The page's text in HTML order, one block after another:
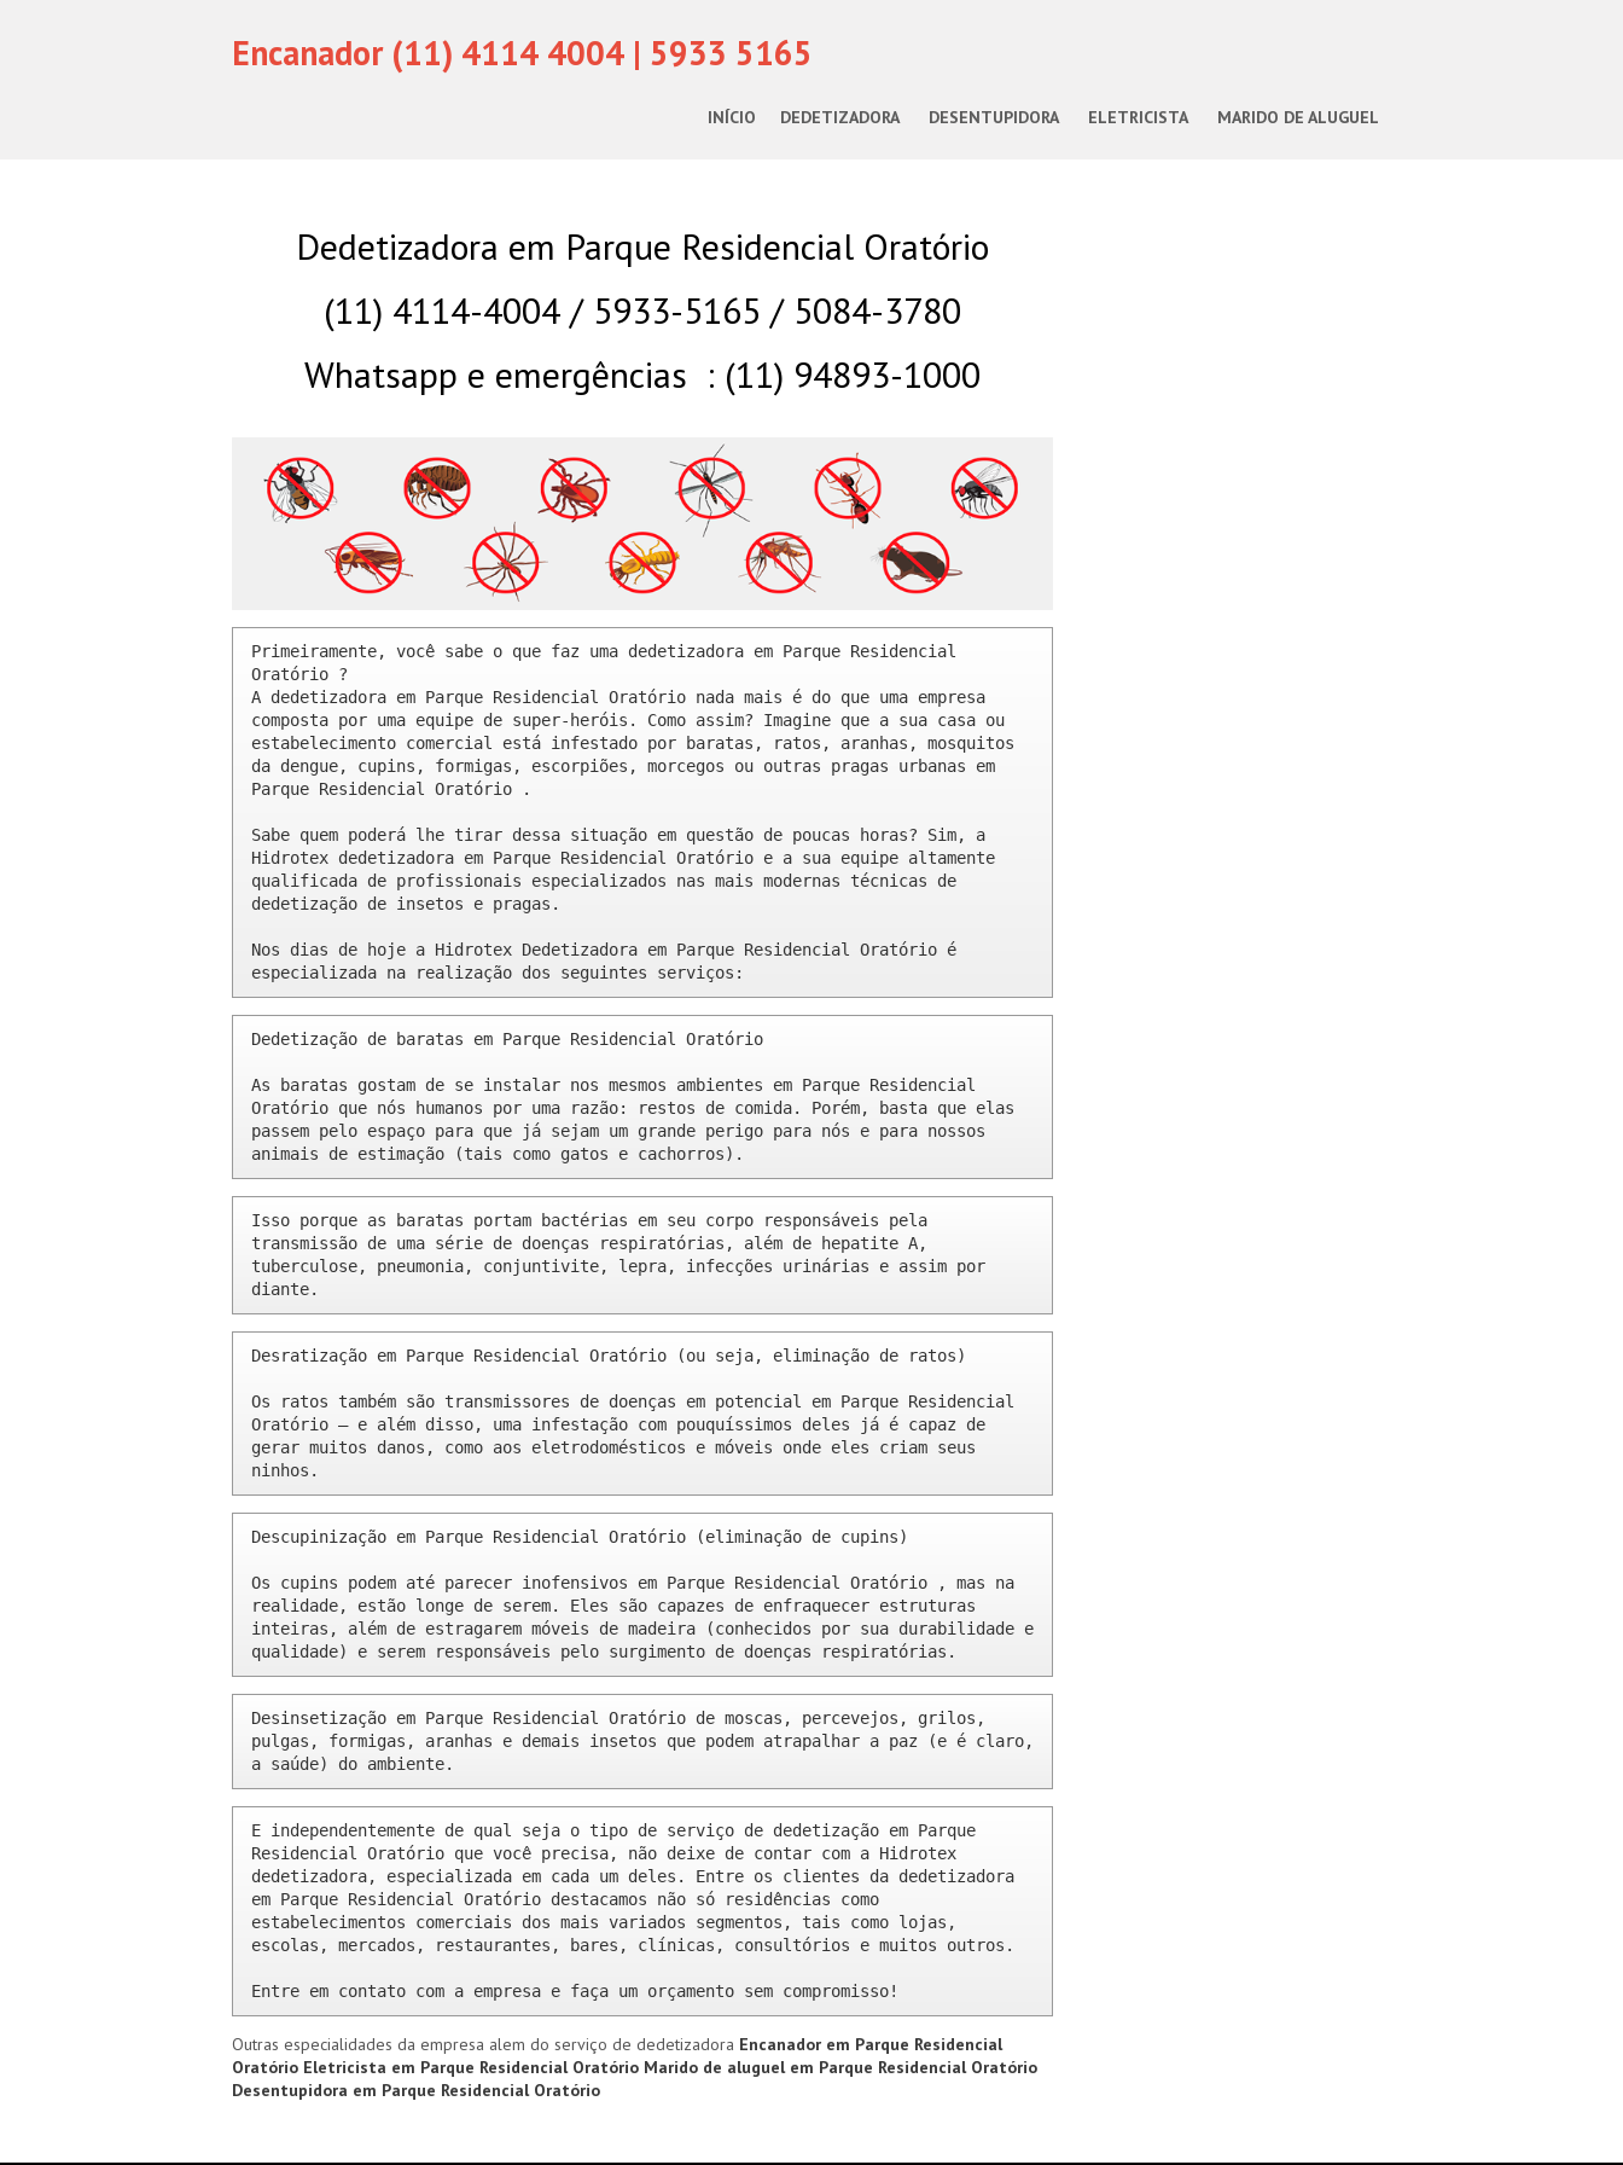
Encanador (11) 4114 4004 | 5933 5165
INÍCIO DEDETIZADORA DESENTUPIDORA ELETRICISTA MARIDO DE ALUGUEL
Dedetizadora em Parque Residencial Oratório
(11) 4114-4004 / 5933-5165 / 5084-3780
Whatsapp e emergências : (11) 94893-1000
Primeiramente, você sabe o que faz uma dedetizadora em Parque Residencial
Oratório ?
A dedetizadora em Parque Residencial Oratório nada mais é do que uma empresa
composta por uma equipe de super-heróis. Como assim? Imagine que a sua casa ou
estabelecimento comercial está infestado por baratas, ratos, aranhas, mosquitos
da dengue, cupins, formigas, escorpiões, morcegos ou outras pragas urbanas em
Parque Residencial Oratório .
Sabe quem poderá lhe tirar dessa situação em questão de poucas horas? Sim, a
Hidrotex dedetizadora em Parque Residencial Oratório e a sua equipe altamente
qualificada de profissionais especializados nas mais modernas técnicas de
dedetização de insetos e pragas.
Nos dias de hoje a Hidrotex Dedetizadora em Parque Residencial Oratório é
especializada na realização dos seguintes serviços:
Dedetização de baratas em Parque Residencial Oratório
As baratas gostam de se instalar nos mesmos ambientes em Parque Residencial
Oratório que nós humanos por uma razão: restos de comida. Porém, basta que elas
passem pelo espaço para que já sejam um grande perigo para nós e para nossos
animais de estimação (tais como gatos e cachorros).
Isso porque as baratas portam bactérias em seu corpo responsáveis pela
transmissão de uma série de doenças respiratórias, além de hepatite A,
tuberculose, pneumonia, conjuntivite, lepra, infecções urinárias e assim por
diante.
Desratização em Parque Residencial Oratório (ou seja, eliminação de ratos)
Os ratos também são transmissores de doenças em potencial em Parque Residencial
Oratório – e além disso, uma infestação com pouquíssimos deles já é capaz de
gerar muitos danos, como aos eletrodomésticos e móveis onde eles criam seus
ninhos.
Descupinização em Parque Residencial Oratório (eliminação de cupins)
Os cupins podem até parecer inofensivos em Parque Residencial Oratório , mas na
realidade, estão longe de serem. Eles são capazes de enfraquecer estruturas
inteiras, além de estragarem móveis de madeira (conhecidos por sua durabilidade e
qualidade) e serem responsáveis pelo surgimento de doenças respiratórias.
Desinsetização em Parque Residencial Oratório de moscas, percevejos, grilos,
pulgas, formigas, aranhas e demais insetos que podem atrapalhar a paz (e é claro,
a saúde) do ambiente.
E independentemente de qual seja o tipo de serviço de dedetização em Parque
Residencial Oratório que você precisa, não deixe de contar com a Hidrotex
dedetizadora, especializada em cada um deles. Entre os clientes da dedetizadora
em Parque Residencial Oratório destacamos não só residências como
estabelecimentos comerciais dos mais variados segmentos, tais como lojas,
escolas, mercados, restaurantes, bares, clínicas, consultórios e muitos outros.
Entre em contato com a empresa e faça um orçamento sem compromisso!
Outras especialidades da empresa alem do serviço de dedetizadora Encanador em Parque Residencial
Oratório Eletricista em Parque Residencial Oratório Marido de aluguel em Parque Residencial Oratório
Desentupidora em Parque Residencial Oratório